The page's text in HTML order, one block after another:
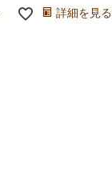
詳細を見る